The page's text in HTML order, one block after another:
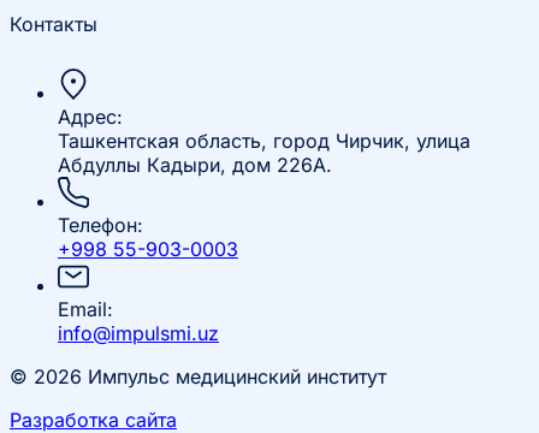
Контакты
Адрес:
Ташкентская область, город Чирчик, улица
Абдуллы Кадыри, дом 226А.
Телефон:
+998 55-903-0003
Email:
info@impulsmi.uz
© 2026 Импульс медицинский институт
Разработка сайта